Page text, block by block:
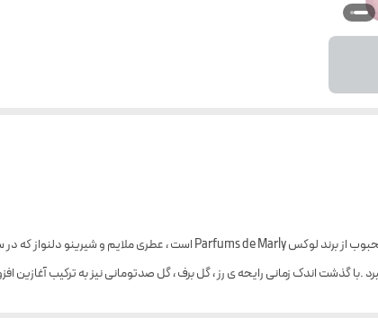
.با گذشت اندک زمانی رایحه ی رز ، گل برف ، گل صدتومانی نیز به ترکیب آغازین